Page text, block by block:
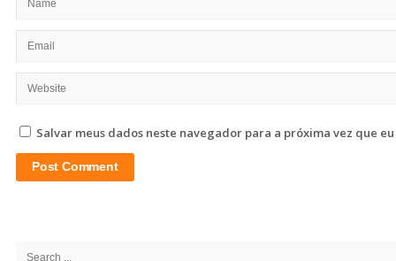
Salvar meus dados neste navegador para a próxima vez que
Search